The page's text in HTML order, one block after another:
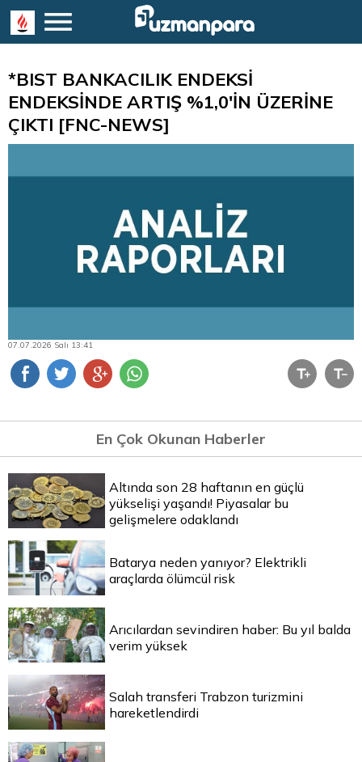
*BIST BANKACILIK ENDEKSİ
ENDEKSİNDE ARTIŞ %1,0'İN ÜZERİNE
ÇIKTI [FNC-NEWS]
07.07.2026 Salı 13:41
En Çok Okunan Haberler
Altında son 28 haftanın en güçlü
yükselişi yaşandı! Piyasalar bu
gelişmelere odaklandı
Batarya neden yanıyor? Elektrikli
araçlarda ölümcül risk
Arıcılardan sevindiren haber: Bu yıl balda
verim yüksek
Salah transferi Trabzon turizmini
hareketlendirdi